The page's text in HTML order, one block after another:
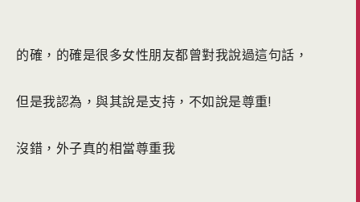
的確，的確是很多女性朋友都曾對我說過這句話，
但是我認為，與其說是支持，不如說是尊重!
沒錯，外子真的相當尊重我